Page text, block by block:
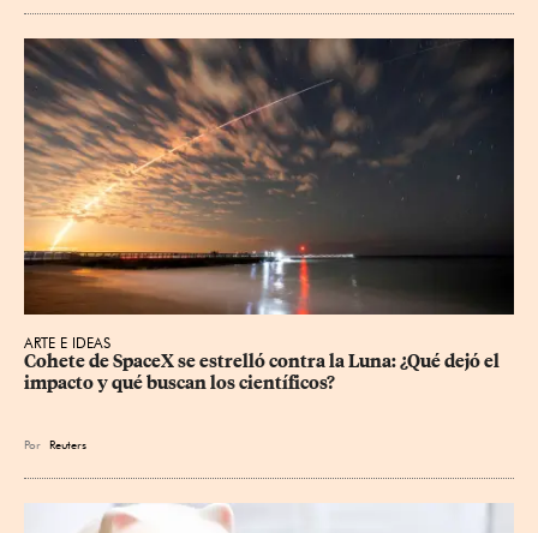
ARTE E IDEAS
Cohete de SpaceX se estrelló contra la Luna: ¿Qué dejó el
impacto y qué buscan los científicos?
Por Reuters